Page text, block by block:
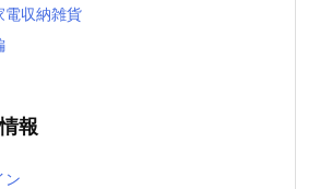
電収納雑貨
報
ン